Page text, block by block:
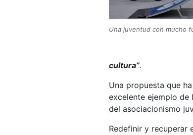
Una juventud con mucho
cultura”.
Una propuesta que
excelente ejemplo de
del asociacionismo
Redefinir y recuperar